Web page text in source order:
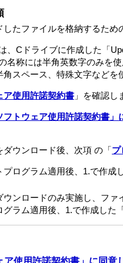
したファイルを格納するた
、Cドライブに作成した「
名称には半角英数字のみを
角スペース、特殊文字など
ア使用許諾契約書 」を確認し
フトウェア使用許諾契約書
ダウンロード後、次項 の「プ
プログラム適用後、1.で作成
ウンロードのみ実施し、フ
グラム適用後、1.で作成した
ア使用許諾契約書」に同意